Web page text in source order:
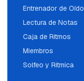
Entrenador de Oído
Lectura de Notas
Caja de Ritmos
Miembros
Solfeo y Ritmica